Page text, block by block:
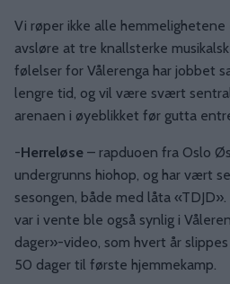
Vi røper ikke alle
avsløre at tre knallsterke
følelser for Vålerenga har jobbet
lengre tid, og vil være svært
arenaen i øyeblikket før gutta
-Herreløse – rapduoen fra Oslo
undergrunns hiohop, og har vært
sesongen, både med låta
var i vente ble også synlig i
dager»-video, som hvert år
50 dager til første hjemmekamp.